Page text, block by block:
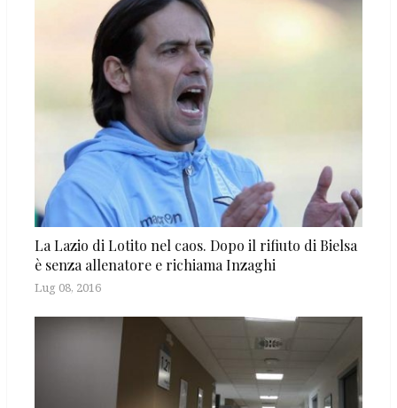
La Lazio di Lotito nel caos. Dopo il rifiuto di Bielsa
è senza allenatore e richiama Inzaghi
Lug 08, 2016